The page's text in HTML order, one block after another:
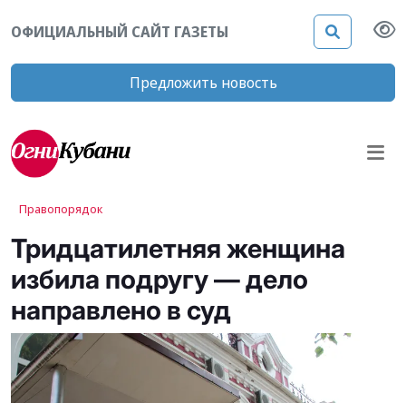
ОФИЦИАЛЬНЫЙ САЙТ ГАЗЕТЫ
Предложить новость
Правопорядок
Тридцатилетняя женщина
избила подругу — дело
направлено в суд